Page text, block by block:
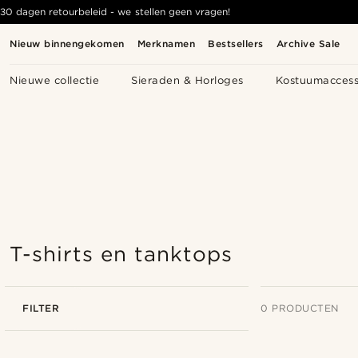
Nieuw binnengekomen Merknamen Bestsellers Archive Sale
Nieuwe collectie Sieraden & Horloges
30 dagen retourbeleid - we stellen geen vragen!
T-shirts en tanktops
FILTER 0 PRODUCTEN